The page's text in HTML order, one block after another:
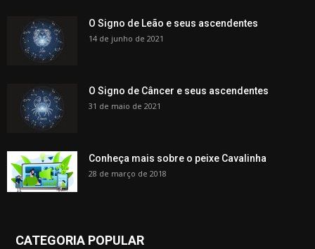
O Signo de Leão e seus ascendentes
14 de junho de 2021
O Signo de Câncer e seus ascendentes
31 de maio de 2021
Conheça mais sobre o peixe Cavalinha
28 de março de 2018
CATEGORIA POPULAR